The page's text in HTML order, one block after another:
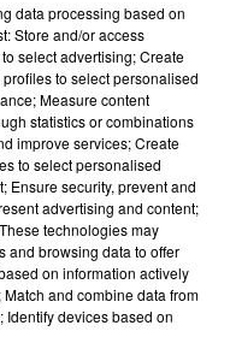
data processing based on
Store and/or access
select advertising; Create
to select personalised
Measure content
statistics or combinations
improve services; Create
to select personalised
Ensure security, prevent and
advertising and content;
technologies may
and browsing data to offer
on information actively
and combine data from
Identify devices based on